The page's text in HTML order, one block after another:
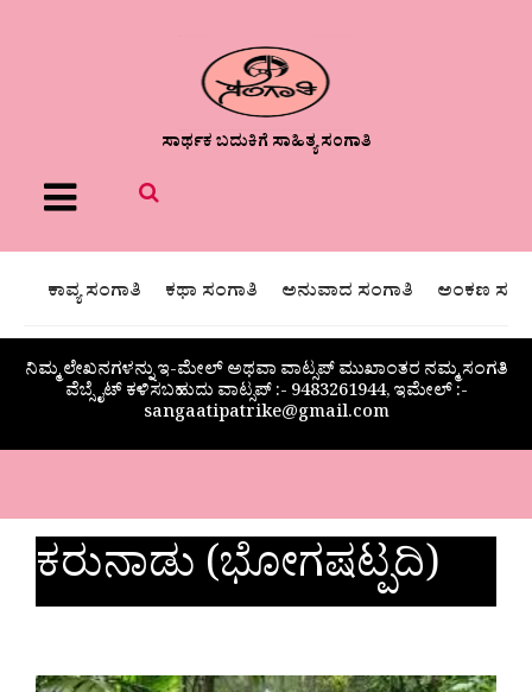
ಸಾರ್ಥಕ ಬದುಕಿಗೆ ಸಾಹಿತ್ಯ ಸಂಗಾತಿ
Menu
ಕಾವ್ಯ ಸಂಗಾತಿ ಕಥಾ ಸಂಗಾತಿ ಅನುವಾದ ಸಂಗಾತಿ ಅಂಕಣ
ನಿಮ್ಮ ಲೇಖನಗಳನ್ನು ಇ-ಮೇಲ್ ಅಥವಾ ವಾಟ್ಸಪ್ ಮುಖಾಂತರ ನಮ್ಮ ಸಂಗತಿ
ವೆಬ್ಸೈಟ್ ಕಳಿಸಬಹುದು ವಾಟ್ಸಪ್‌ :- 9483261944, ಇಮೇಲ್ :-
sangaatipatrike@gmail.com
ಕರುನಾಡು (ಭೋಗಷಟ್ಪದಿ)